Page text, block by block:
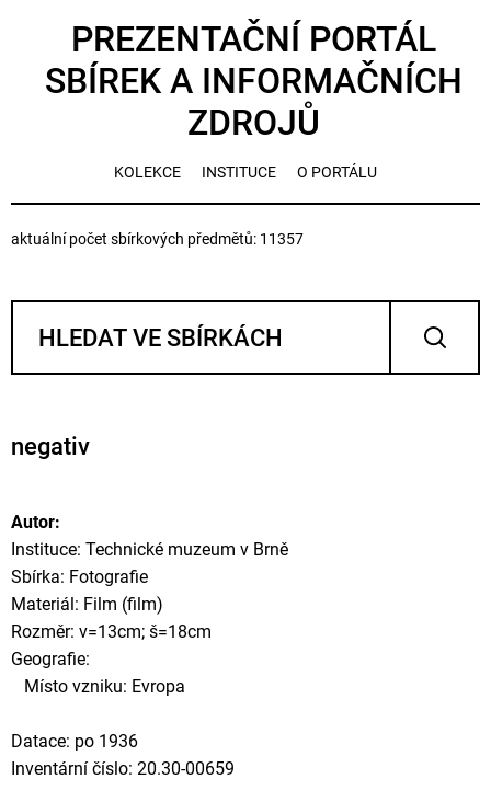
PREZENTAČNÍ PORTÁL
SBÍREK A INFORMAČNÍCH
ZDROJŮ
KOLEKCE INSTITUCE O PORTÁLU
aktuální počet sbírkových předmětů: 11357
negativ
Autor:
Instituce: Technické muzeum v Brně
Sbírka: Fotografie
Materiál: Film (film)
Rozměr: v=13cm; š=18cm
Geografie:
Místo vzniku: Evropa
Datace: po 1936
Inventární číslo: 20.30-00659